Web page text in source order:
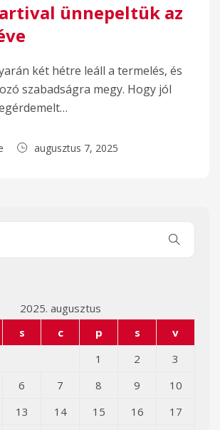
ünnepeltük az
két hétre leáll a termelés, és
szabadságra megy. Hogy jól
augusztus 7, 2025
2025. augusztus
s c p s
v
1
2
3
6 7 8 9
10
13 14 15 16
17